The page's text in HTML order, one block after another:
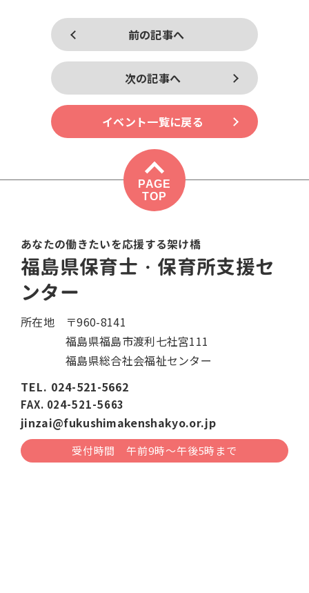
前の記事へ
次の記事へ
イベント一覧に戻る
PAGE
TOP
あなたの働きたいを応援する架け橋
福島県保育士・保育所支援セ
ンター
所在地
〒960-8141
福島県福島市渡利七社宮111
福島県総合社会福祉センター
TEL. 024-521-5662
FAX. 024-521-5663
jinzai@fukushimakenshakyo.or.jp
受付時間 午前9時〜午後5時まで